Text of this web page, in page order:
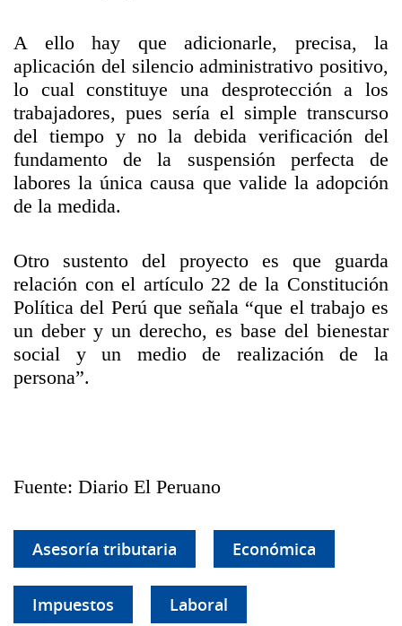
A ello hay que adicionarle, precisa, la
aplicación del silencio administrativo positivo,
lo cual constituye una desprotección a los
trabajadores, pues sería el simple transcurso
del tiempo y no la debida verificación del
fundamento de la suspensión perfecta de
labores la única causa que valide la adopción
de la medida.
Otro sustento del proyecto es que guarda
relación con el artículo 22 de la Constitución
Política del Perú que señala “que el trabajo es
un deber y un derecho, es base del bienestar
social y un medio de realización de la
persona”.
Fuente: Diario El Peruano
Asesoría tributaria Económica
Impuestos Laboral